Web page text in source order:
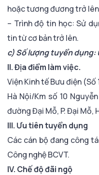
hoặc tương đương trở
– Trình độ tin học: Sử
tin từ cơ bản trở lên.
c) Số lượng tuyển dụng:
II. Địa điểm làm việc.
Viện Kinh tế Bưu điện
Hà Nội/Km số 10
đường Đại Mỗ, P. Đại Mỗ,
III. Ưu tiên tuyển dụng
Các cán bộ đang công
Công nghệ BCVT.
IV. Chế độ đãi ngộ